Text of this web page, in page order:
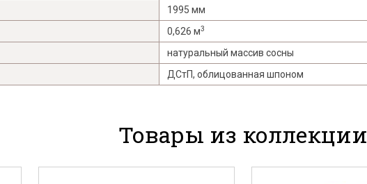
обработки персональных данных и
1995 мм
0,626 м3
натуральный массив сосны
ДСтП, облицованная шпоном
Товары из коллекции